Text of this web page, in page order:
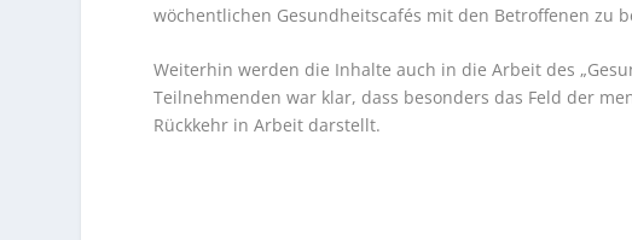
wöchentlichen Gesundheitscafés mit den Betroffenen zu
Weiterhin werden die Inhalte auch in die Arbeit des
Teilnehmenden war klar, dass besonders das Feld der
Rückkehr in Arbeit darstellt.